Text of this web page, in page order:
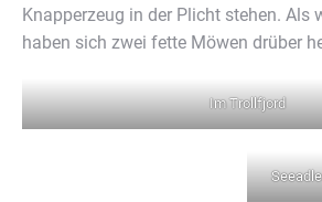
Knapperzeug in der Plicht stehen. Als
haben sich zwei fette Möwen drüber
Im Trollfjord